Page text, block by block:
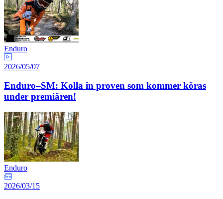
Enduro
2026/05/07
Enduro–SM: Kolla in proven som kommer köras
under premiären!
Enduro
2026/03/15